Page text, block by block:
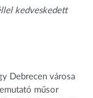
kedveskedett
Debrecen városa
műsor